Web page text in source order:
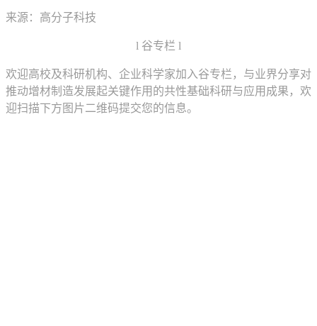
来源：高分子科技
l 谷专栏 l
欢迎高校及科研机构、企业科学家加入谷专栏，与业界分享对
推动增材制造发展起关键作用的共性基础科研与应用成果，欢
迎扫描下方图片二维码提交您的信息。